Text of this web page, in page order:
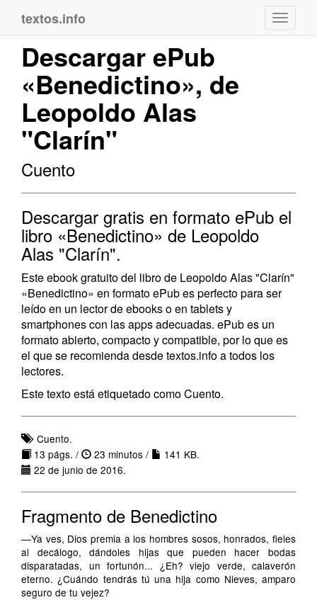
textos.info
Descargar ePub
«Benedictino», de
Leopoldo Alas
"Clarín"
Cuento
Descargar gratis en formato ePub el
libro «Benedictino» de Leopoldo
Alas "Clarín".
Este ebook gratuito del libro de Leopoldo Alas "Clarín"
«Benedictino» en formato ePub es perfecto para ser
leído en un lector de ebooks o en tablets y
smartphones con las apps adecuadas. ePub es un
formato abierto, compacto y compatible, por lo que es
el que se recomienda desde textos.info a todos los
lectores.
Este texto está etiquetado como Cuento.
Cuento.
13 págs. /
23 minutos /
141 KB.
22 de junio de 2016.
Fragmento de Benedictino
—Ya ves, Dios premia a los hombres sosos, honrados, fieles
al decálogo, dándoles hijas que pueden hacer bodas
disparatadas, un fortunón... ¿Eh? viejo verde, calaverón
eterno. ¿Cuándo tendrás tú una hija como Nieves, amparo
seguro de tu vejez?